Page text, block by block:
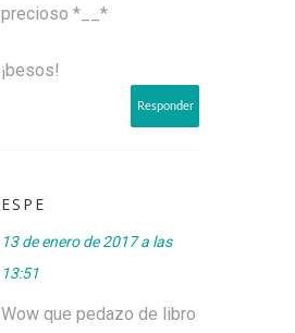
precioso *__*
¡besos!
Responder
ESPE
13 de enero de 2017 a las
13:51
Wow que pedazo de libro